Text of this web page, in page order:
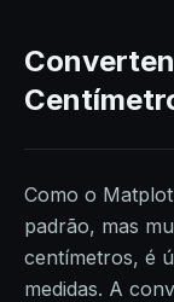
Como o
padrão, mas
centímetros, é
medidas. A